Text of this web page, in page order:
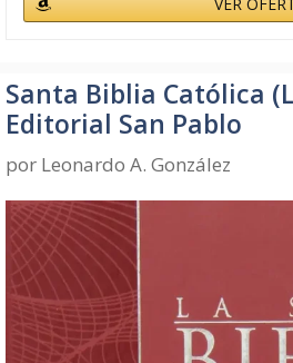
Santa Biblia Católica
Editorial San Pablo
por Leonardo A. González